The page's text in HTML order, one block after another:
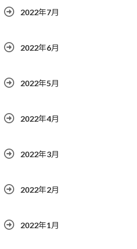
2022年7月
2022年6月
2022年5月
2022年4月
2022年3月
2022年2月
2022年1月